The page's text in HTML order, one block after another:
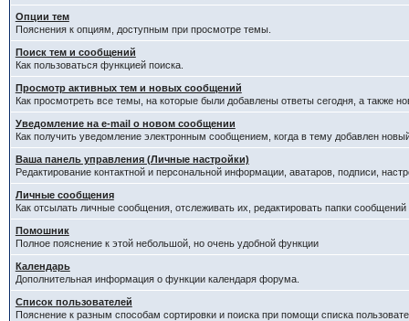
Опции тем
Пояснения к опциям, доступным при просмотре темы.
Поиск тем и сообщений
Как пользоваться функцией поиска.
Просмотр активных тем и новых сообщений
Как просмотреть все темы, на которые были добавлены ответы сегодня, а также
Уведомление на е-mail о новом сообщении
Как получить уведомление электронным сообщением, когда в тему добавлен
Ваша панель управления (Личные настройки)
Редактирование контактной и персональной информации, аватаров, подписи,
Личные сообщения
Как отсылать личные сообщения, отслеживать их, редактировать папки
Помошник
Полное пояснение к этой небольшой, но очень удобной функции
Календарь
Дополнительная информация о функции календаря форума.
Список пользователей
Пояснение к разным способам сортировки и поиска при помощи списка